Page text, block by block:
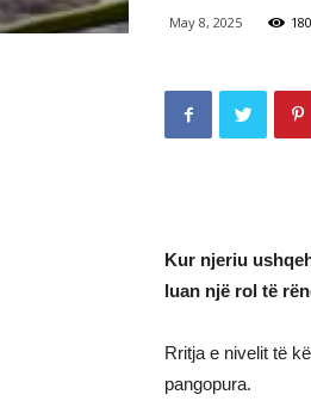
May 8, 2025 180
Kur njeriu
luan një rol të
Rritja e nivelit të
pangopura.